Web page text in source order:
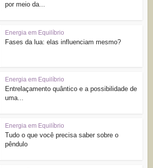
por meio da...
Energia em Equilíbrio
Fases da lua: elas influenciam mesmo?
Energia em Equilíbrio
Entrelaçamento quântico e a possibilidade de
uma...
Energia em Equilíbrio
Tudo o que você precisa saber sobre o
pêndulo